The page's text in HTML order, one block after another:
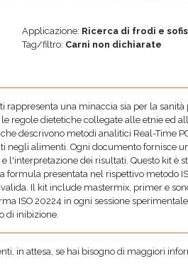
Applicazione: Ricerca di frodi e
Tag/filtro: Carni non dichiarate
una minaccia sia per la
regole dietetiche collegate alle etnie ed
descrivono metodi analitici Real-Time
negli alimenti. Ogni documento fornisce
l'interpretazione dei risultati. Questo kit è
formula presentata nel rispettivo metodo
Il kit include mastermix, primer e
ISO 20224 in ogni sessione
di inibizione.
in attesa, se hai bisogno di maggiori